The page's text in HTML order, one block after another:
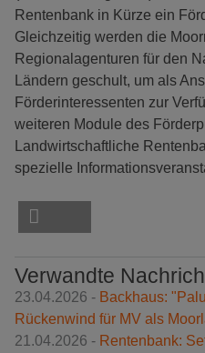
Rentenbank in Kürze ein
Gleichzeitig werden die
Regionalagenturen für den
Ländern geschult, um als
Förderinteressenten zur
weiteren Module des
Landwirtschaftliche
spezielle
Verwandte
23.04.2026 - Backhaus:
Rückenwind für MV als
21.04.2026 - Rentenbank: